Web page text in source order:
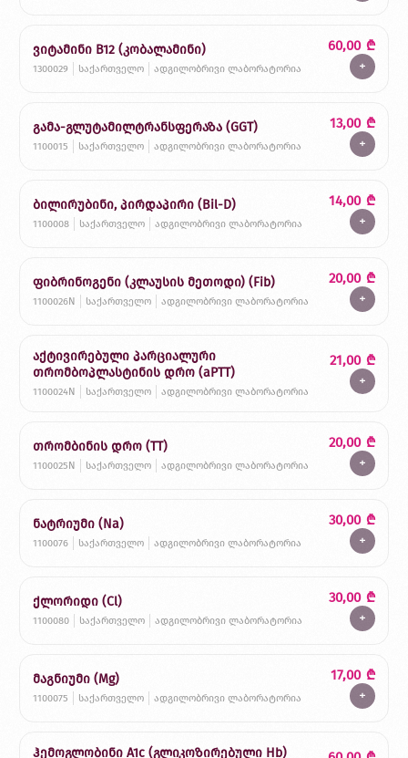
ვიტამინი B12 (კობალამინი)
1300029 საქართველო ადგილობრივი ლაბორატორია
60,00 ₾
+
გამა-გლუტამილტრანსფერაზა (GGT)
1100015 საქართველო ადგილობრივი ლაბორატორია
13,00 ₾
+
ბილირუბინი, პირდაპირი (Bil-D)
1100008 საქართველო ადგილობრივი ლაბორატორია
14,00 ₾
+
ფიბრინოგენი (კლაუსის მეთოდი) (Fib)
1100026N საქართველო ადგილობრივი ლაბორატორია
20,00 ₾
+
აქტივირებული პარციალური
თრომბოპლასტინის დრო (aPTT)
1100024N საქართველო ადგილობრივი ლაბორატორია
21,00 ₾
+
თრომბინის დრო (TT)
1100025N საქართველო ადგილობრივი ლაბორატორია
20,00 ₾
+
ნატრიუმი (Na)
1100076 საქართველო ადგილობრივი ლაბორატორია
30,00 ₾
+
ქლორიდი (Cl)
1100080 საქართველო ადგილობრივი ლაბორატორია
30,00 ₾
+
მაგნიუმი (Mg)
1100075 საქართველო ადგილობრივი ლაბორატორია
17,00 ₾
+
ჰემოგლობინი A1c (გლიკოზირებული Hb)